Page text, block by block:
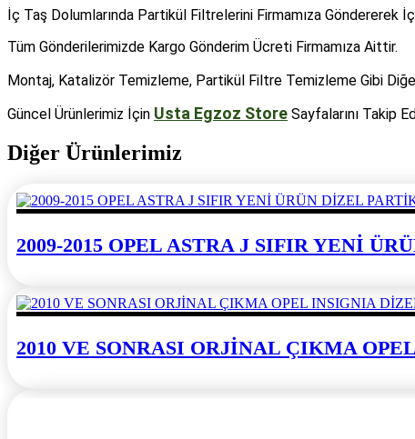
İç Taş Dolumlarında Partikül Filtrelerini Firmamıza Göndererek
Tüm Gönderilerimizde Kargo Gönderim Ücreti Firmamıza Aittir.
Montaj, Katalizör Temizleme, Partikül Filtre Temizleme Gibi
Güncel Ürünlerimiz İçin Usta Egzoz Store Sayfalarını Takip
Diğer Ürünlerimiz
2009-2015 OPEL ASTRA J SIFIR YENİ
2010 VE SONRASI ORJİNAL ÇIKMA